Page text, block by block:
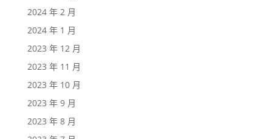
2024 年 2 月
2024 年 1 月
2023 年 12 月
2023 年 11 月
2023 年 10 月
2023 年 9 月
2023 年 8 月